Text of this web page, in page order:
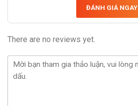
ĐÁNH GIÁ NGAY
There are no reviews yet.